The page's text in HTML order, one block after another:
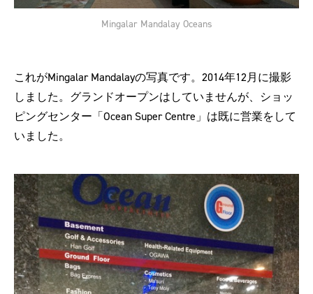
Mingalar Mandalay Oceans
これがMingalar Mandalayの写真です。2014年12月に撮影
しました。グランドオープンはしていませんが、ショッ
ピングセンター「Ocean Super Centre」は既に営業をして
いました。